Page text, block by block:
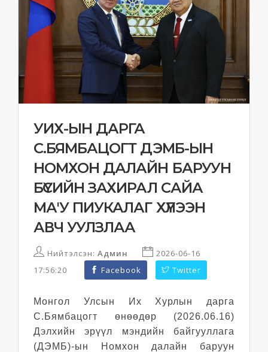
УИХ-ЫН ДАРГА
С.БЯМБАЦОГТ ДЭМБ-ЫН
НОМХОН ДАЛАЙН БАРУУН
БҮСИЙН ЗАХИРАЛ САЙА
МА'У ПИУКАЛАГ ХҮЛЭЭН
АВЧ УУЛЗЛАА
Нийтэлсэн: Админ
2026-06-16
17:56:20
Facebook Twitter
Монгол Улсын Их Хурлын дарга
С.Бямбацогт өнөөдөр (2026.06.16)
Дэлхийн эрүүл мэндийн байгууллага
(ДЭМБ)-ын Номхон далайн баруун